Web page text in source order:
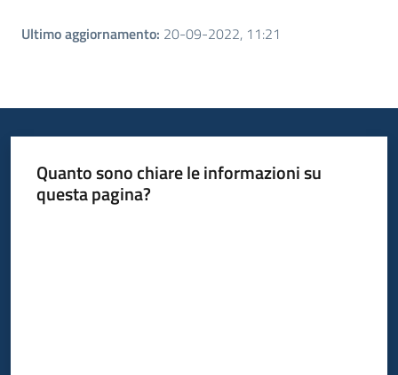
Ultimo aggiornamento: 20-09-2022, 11:21
Quanto sono chiare le informazioni su
questa pagina?